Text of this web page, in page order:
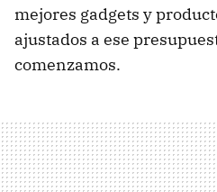
mejores gadgets y
ajustados a ese
comenzamos.